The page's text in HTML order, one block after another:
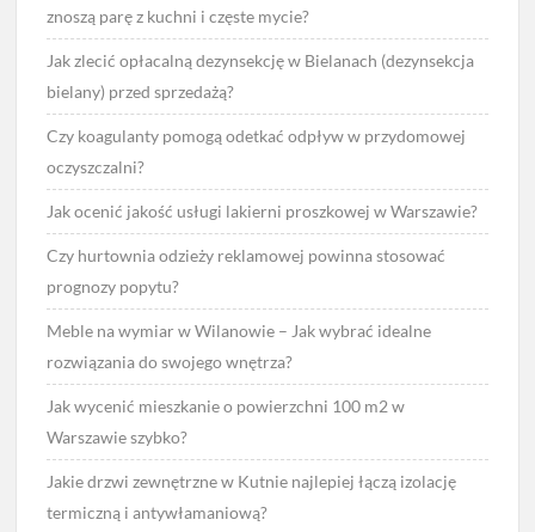
znoszą parę z kuchni i częste mycie?
Jak zlecić opłacalną dezynsekcję w Bielanach (dezynsekcja
bielany) przed sprzedażą?
Czy koagulanty pomogą odetkać odpływ w przydomowej
oczyszczalni?
Jak ocenić jakość usługi lakierni proszkowej w Warszawie?
Czy hurtownia odzieży reklamowej powinna stosować
prognozy popytu?
Meble na wymiar w Wilanowie – Jak wybrać idealne
rozwiązania do swojego wnętrza?
Jak wycenić mieszkanie o powierzchni 100 m2 w
Warszawie szybko?
Jakie drzwi zewnętrzne w Kutnie najlepiej łączą izolację
termiczną i antywłamaniową?